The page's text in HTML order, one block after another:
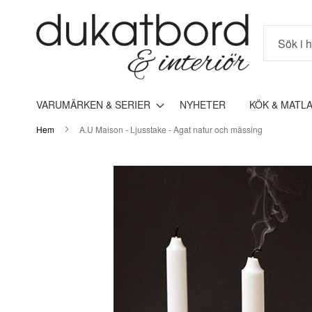
Sök
VARUMÄRKEN & SERIER NYHETER KÖK &
Hem A.U Maison - Ljusstake - Agat natur och mässing